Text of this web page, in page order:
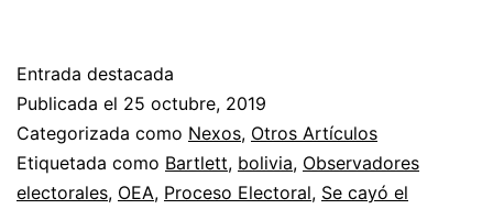
Manuel
Bartlett
Entrada destacada
Publicada el 25 octubre, 2019
Categorizada como Nexos, Otros Artículos
Etiquetada como Bartlett, bolivia, Observadores
electorales, OEA, Proceso Electoral, Se cayó el